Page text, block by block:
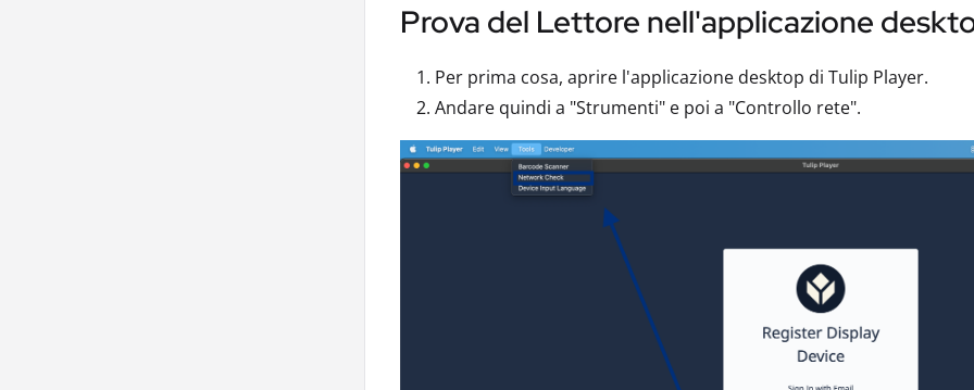
Prova del Lettore nell'applicazione
Per prima cosa, aprire l'applicazione desktop di Tulip Player.
Andare quindi a "Strumenti" e poi a "Controllo rete".